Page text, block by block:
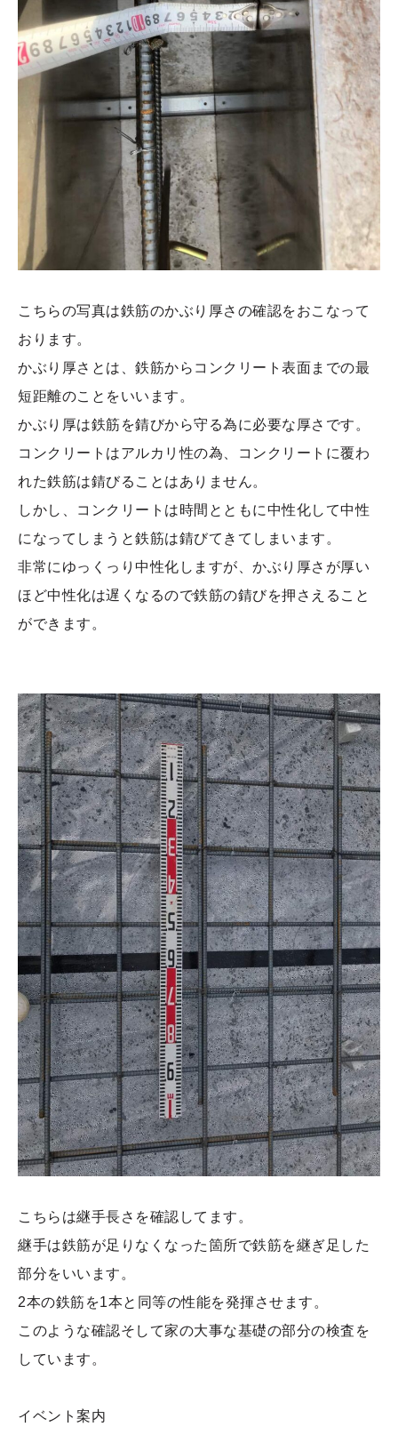
こちらの写真は鉄筋のかぶり厚さの確認をおこなって
おります。
かぶり厚さとは、鉄筋からコンクリート表面までの最
短距離のことをいいます。
かぶり厚は鉄筋を錆びから守る為に必要な厚さです。
コンクリートはアルカリ性の為、コンクリートに覆わ
れた鉄筋は錆びることはありません。
しかし、コンクリートは時間とともに中性化して中性
になってしまうと鉄筋は錆びてきてしまいます。
非常にゆっくっり中性化しますが、かぶり厚さが厚い
ほど中性化は遅くなるので鉄筋の錆びを押さえること
ができます。
こちらは継手長さを確認してます。
継手は鉄筋が足りなくなった箇所で鉄筋を継ぎ足した
部分をいいます。
2本の鉄筋を1本と同等の性能を発揮させます。
このような確認そして家の大事な基礎の部分の検査を
しています。
イベント案内